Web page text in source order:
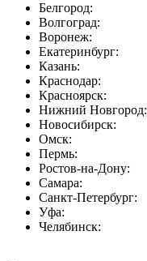
Белгород:
Волгоград:
Воронеж:
Екатеринбург:
Казань:
Краснодар:
Красноярск:
Нижний Новгород:
Новосибирск:
Омск:
Пермь:
Ростов-на-Дону:
Самара:
Санкт-Петербург:
Уфа:
Челябинск: